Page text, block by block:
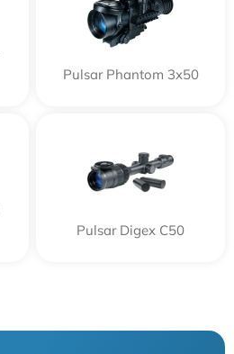
Pulsar Phantom 3x50
Pulsar Digex C50